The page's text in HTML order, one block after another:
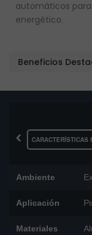
automáticos
energético.
Beneficios
‹ CARACTERÍSTICAS
Ambiente
Aplicación
Materiales